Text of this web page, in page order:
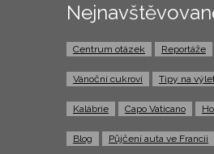
Centrum otázek Reportáže
Vánoční cukroví Tipy na
Kalábrie Capo Vaticano
Blog Půjčení auta ve Francii